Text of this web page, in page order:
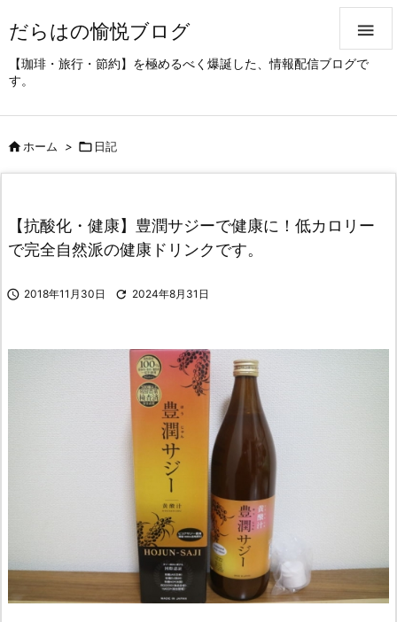
だらはの愉悦ブログ
【珈琲・旅行・節約】を極めるべく爆誕した、情報配信ブログで
す。

ホーム >  日記
【抗酸化・健康】豊潤サジーで健康に！低カロリー
で完全自然派の健康ドリンクです。
 2018年11月30日  2024年8月31日